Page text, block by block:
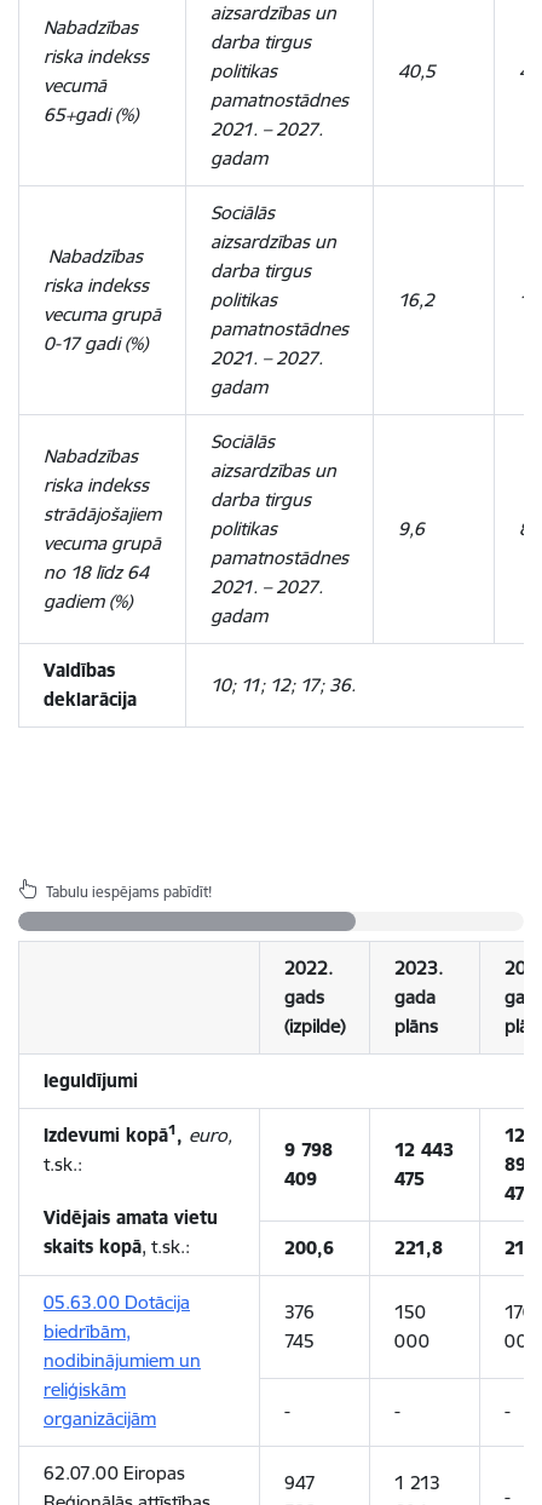
Nabadzības
riska indekss
vecumā
65+gadi (%)
aizsardzības un
darba tirgus
politikas
pamatnostādnes
2021. – 2027.
gadam
40,5
Nabadzības
riska indekss
vecuma grupā
0-17 gadi (%)
Sociālās
aizsardzības un
darba tirgus
politikas
pamatnostādnes
2021. – 2027.
gadam
16,2
Nabadzības
riska indekss
strādājošajiem
vecuma grupā
no 18 līdz 64
gadiem (%)
Sociālās
aizsardzības un
darba tirgus
politikas
pamatnostādnes
2021. – 2027.
gadam
9,6
Valdības
deklarācija
10; 11; 12; 17; 36.
Tabulu iespējams pabīdīt!
2022.
gads
(izpilde)
2023.
gada
plāns
Ieguldījumi
Izdevumi kopā1, euro,
t.sk.:
Vidējais amata vietu
skaits kopā, t.sk.:
9 798
409
12 443
475
12
892
477
200,6 221,8
05.63.00 Dotācija
biedrībām,
nodibinājumiem un
reliģiskām
organizācijām
376
745
150
000
170
000
- - -
62.07.00 Eiropas
947
1 213
-